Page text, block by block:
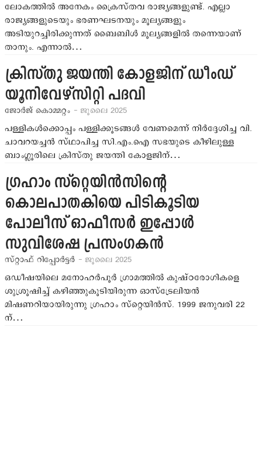
ലോകത്തില്‍ അനേകം ക്രൈസ്തവ രാജ്യങ്ങളുണ്ട്. എല്ലാ
രാജ്യങ്ങളുടെയും ഭരണഘടനയും മൂല്യങ്ങളും
അടിയുറച്ചിരിക്കുന്നത് ബൈബിള്‍ മൂല്യങ്ങളില്‍ തന്നെയാണ്
താനും. എന്നാല്‍…
ക്രിസ്തു ജയന്തി കോളജിന് ഡീംഡ്
യൂനിവേഴ്‌സിറ്റി പദവി
ജോര്‍ജ് കൊമ്മറ്റം - ജൂലൈ 2025
പള്ളികള്‍ക്കൊപ്പം പള്ളിക്കൂടങ്ങള്‍ വേണമെന്ന് നിര്‍ദ്ദേശിച്ച വി.
ചാവറയച്ചന്‍ സ്ഥാപിച്ച സി.എം.ഐ സഭയുടെ കീഴിലുള്ള
ബാംഗ്ലൂരിലെ ക്രിസ്തു ജയന്തി കോളജിന്…
ഗ്രഹാം സ്‌റ്റെയിന്‍സിന്റെ
കൊലപാതകിയെ പിടികൂടിയ
പോലീസ് ഓഫീസര്‍ ഇപ്പോള്‍
സുവിശേഷ പ്രസംഗകന്‍
സ്റ്റാഫ് റിപ്പോര്‍ട്ടര്‍ - ജൂലൈ 2025
ഒഡീഷയിലെ മനോഹര്‍പൂര്‍ ഗ്രാമത്തില്‍ കുഷ്ഠരോഗികളെ
ശുശ്രൂഷിച്ച് കഴിഞ്ഞുകൂടിയിരുന്ന ഓസ്‌ട്രേലിയന്‍
മിഷണറിയായിരുന്നു ഗ്രഹാം സ്‌റ്റെയിന്‍സ്. 1999 ജനുവരി 22
ന്…